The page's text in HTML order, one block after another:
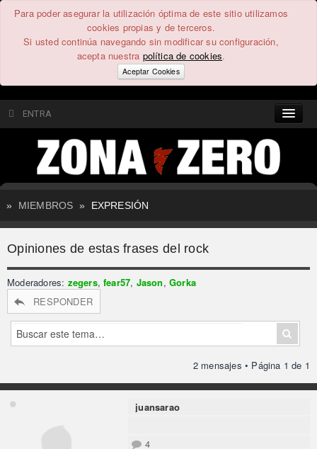
Para poder asegurar la utilización óptima de este sitio utilizamos
cookies propias y de terceros.
Si usted continúa navegando sin modificar su configuración,
acepta nuestra política de cookies.
Aceptar Cookies
ENTRA
CONTENIDO
COMUNIDAD
FOROS
» MIEMBROS » EXPRESIÓN
Opiniones de estas frases del rock
Moderadores: zegers,fear57, Jason,Gorka
RESPONDER
2 mensajes • Página 1 de 1
juansarao
4